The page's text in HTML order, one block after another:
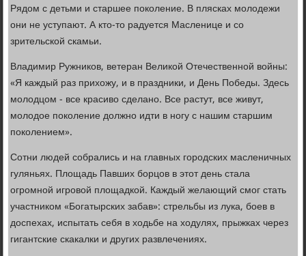
Рядом с детьми и старшее поколение. В плясках молодежи
они не уступают. А кто-то радуется Масленице и со
зрительской скамьи.
Владимир Ружников, ветеран Великой Отечественной войны:
«Я каждый раз прихожу, и в праздники, и День Победы. Здесь
молодцом - все красиво сделано. Все растут, все живут,
молодое поколение должно идти в ногу с нашим старшим
поколением».
Сотни людей собрались и на главных городских масленичных
гуляньях. Площадь Павших борцов в этот день стала
огромной игровой площадкой. Каждый желающий смог стать
участником «Богатырских забав»: стрельбы из лука, боев в
доспехах, испытать себя в ходьбе на ходулях, прыжках через
гигантские скакалки и других развлечениях.